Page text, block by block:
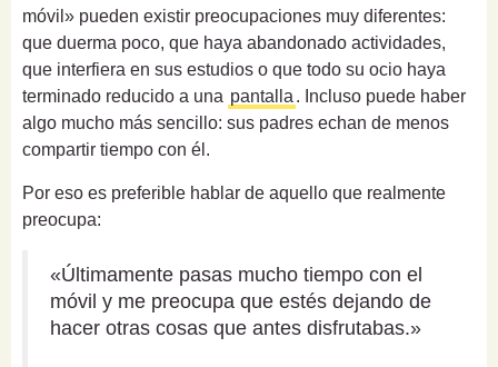
móvil» pueden existir preocupaciones muy diferentes:
que duerma poco, que haya abandonado actividades,
que interfiera en sus estudios o que todo su ocio haya
terminado reducido a una pantalla . Incluso puede haber
algo mucho más sencillo: sus padres echan de menos
compartir tiempo con él.
Por eso es preferible hablar de aquello que realmente
preocupa:
«Últimamente pasas mucho tiempo con el
móvil y me preocupa que estés dejando de
hacer otras cosas que antes disfrutabas.»